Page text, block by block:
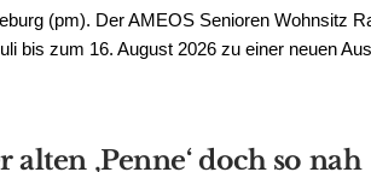
(pm). Der AMEOS Senioren Wohnsitz
bis zum 16. August 2026 zu einer neuen
alten ‚Penne‘ doch so nah